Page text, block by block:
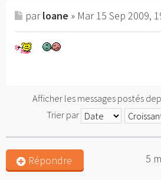
parloane » Mar 15 Sep 2009,
Afficher les messages postés
Trier par
Répondre 5